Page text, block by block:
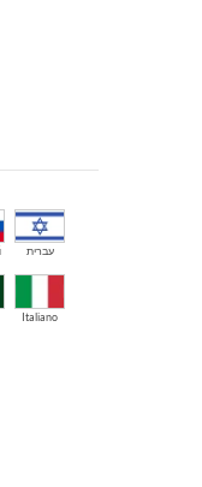
עברית
Italiano